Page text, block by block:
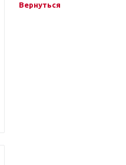
Вернуться